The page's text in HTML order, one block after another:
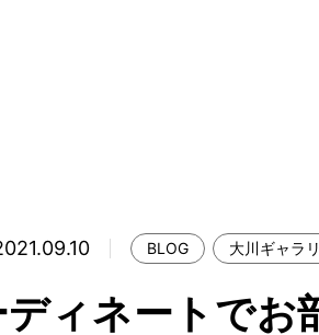
青
BLOG 大川ギャラ
ディネートでお